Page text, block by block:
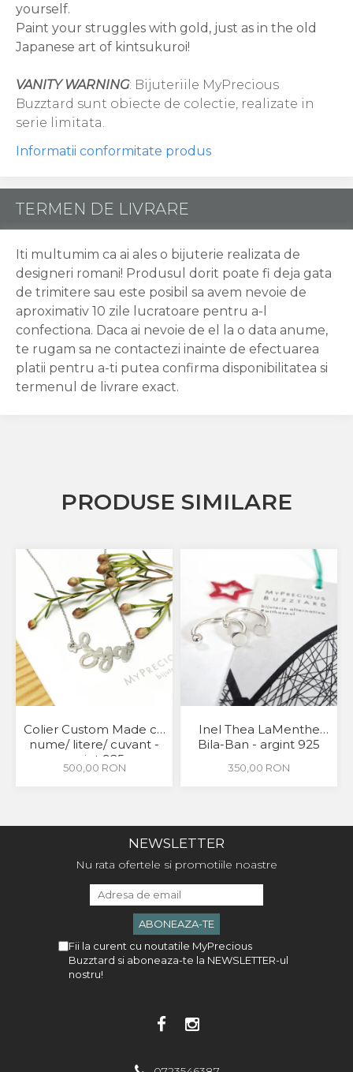
yourself.
Paint your struggles with gold, just as in the old
Japanese art of kintsukuroi!
VANITY WARNING: Bijuteriile MyPrecious
Buzztard sunt obiecte de colectie, realizate in
serie limitata.
Informatii conformitate produs
TERMEN DE LIVRARE
Iti multumim ca ai ales o bijuterie realizata de
designeri romani! Produsul dorit poate fi deja gata
de trimitere sau este posibil sa avem nevoie de
aproximativ 10 zile lucratoare pentru a-l
confectiona. Daca ai nevoie de el la o data anume,
te rugam sa ne contactezi inainte de efectuarea
platii pentru a-ti putea confirma disponibilitatea si
termenul de livrare exact.
PRODUSE SIMILARE
Colier Custom Made cu
nume/ litere/ cuvant -
argint 925
500,00 RON
Inel Thea LaMenthe
Bila-Ban - argint 925
350,00 RON
NEWSLETTER
Nu rata ofertele si promotiile noastre
Fii la curent cu noutatile MyPrecious
Buzztard si aboneaza-te la NEWSLETTER-ul
nostru!